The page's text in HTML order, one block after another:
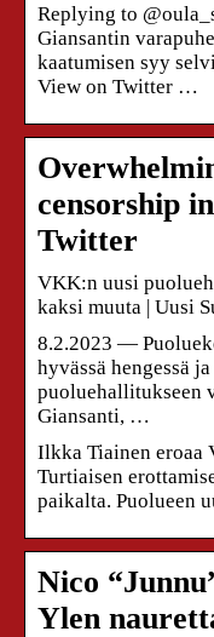
Replying to
Giansantin
kaatumisen syy
View on Twitter …
censorship
Twitter
VKK:n uusi
kaksi muuta | Uusi
8.2.2023 —
hyvässä hengessä
Giansanti, …
Ilkka Tiainen eroaa
Turtiaisen
paikalta. Puolueen
Nico
Ylen